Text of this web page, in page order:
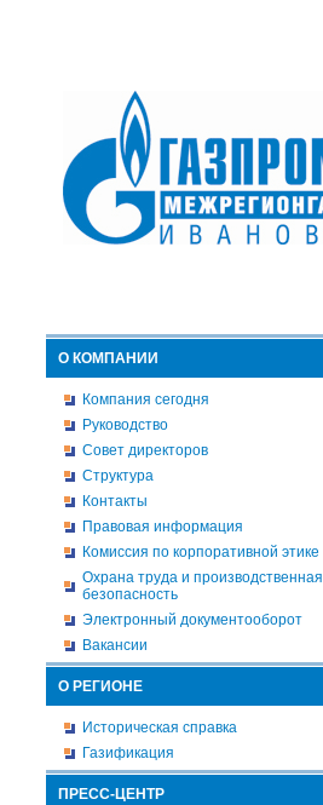
О КОМПАНИИ
Компания сегодня
Руководство
Совет директоров
Структура
Контакты
Правовая информация
Комиссия по корпоративной этике
Охрана труда и производственная
безопасность
Электронный документооборот
Вакансии
О РЕГИОНЕ
Историческая справка
Газификация
ПРЕСС-ЦЕНТР